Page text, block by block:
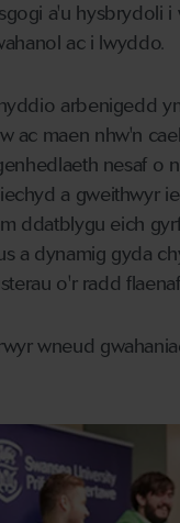
a'u hysbrydoli i
ac i lwyddo.
arbenigedd
ac maen nhw'n
nesaf o
a gweithwyr
ddatblygu eich
a dynamig gyda
o'r radd
wneud